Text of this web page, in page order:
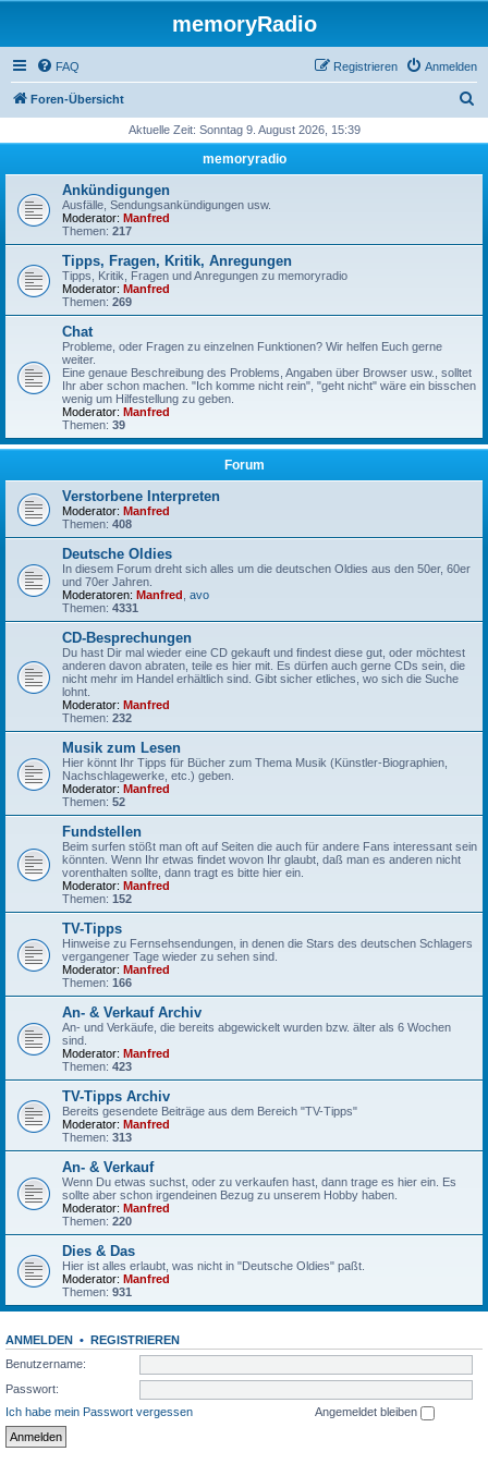
memoryRadio
FAQ Anmelden
Registrieren
Foren-Übersicht
h
Aktuelle Zeit: Sonntag 9. August 2026, 15:39
memoryradio
Ankündigungen
Ausfälle, Sendungsankündigungen usw.
Moderator: Manfred
Themen: 217
Tipps, Fragen, Kritik, Anregungen
Tipps, Kritik, Fragen und Anregungen zu memoryradio
Moderator: Manfred
Themen: 269
Chat
Probleme, oder Fragen zu einzelnen Funktionen? Wir helfen Euch gerne
weiter.
Eine genaue Beschreibung des Problems, Angaben über Browser usw., solltet
Ihr aber schon machen. "Ich komme nicht rein", "geht nicht" wäre ein bisschen
wenig um Hilfestellung zu geben.
Moderator: Manfred
Themen: 39
Forum
Verstorbene Interpreten
Moderator: Manfred
Themen: 408
Deutsche Oldies
In diesem Forum dreht sich alles um die deutschen Oldies aus den 50er, 60er
und 70er Jahren.
Moderatoren: Manfred avo
Themen: 4331
CD-Besprechungen
Du hast Dir mal wieder eine CD gekauft und findest diese gut, oder möchtest
anderen davon abraten, teile es hier mit. Es dürfen auch gerne CDs sein, die
nicht mehr im Handel erhältlich sind. Gibt sicher etliches, wo sich die Suche
lohnt.
Moderator: Manfred
Themen: 232
Musik zum Lesen
Hier könnt Ihr Tipps für Bücher zum Thema Musik (Künstler-Biographien,
Nachschlagewerke, etc.) geben.
Moderator: Manfred
Themen: 52
Fundstellen
Beim surfen stößt man oft auf Seiten die auch für andere Fans interessant sein
könnten. Wenn Ihr etwas findet wovon Ihr glaubt, daß man es anderen nicht
vorenthalten sollte, dann tragt es bitte hier ein.
Moderator: Manfred
Themen: 152
TV-Tipps
Hinweise zu Fernsehsendungen, in denen die Stars des deutschen Schlagers
vergangener Tage wieder zu sehen sind.
Moderator: Manfred
Themen: 166
An- & Verkauf Archiv
An- und Verkäufe, die bereits abgewickelt wurden bzw. älter als 6 Wochen
sind.
Moderator: Manfred
Themen: 423
TV-Tipps Archiv
Bereits gesendete Beiträge aus dem Bereich "TV-Tipps"
Moderator: Manfred
Themen: 313
An- & Verkauf
Wenn Du etwas suchst, oder zu verkaufen hast, dann trage es hier ein. Es
sollte aber schon irgendeinen Bezug zu unserem Hobby haben.
Moderator: Manfred
Themen: 220
Dies & Das
Hier ist alles erlaubt, was nicht in "Deutsche Oldies" paßt.
Moderator: Manfred
Themen: 931
ANMELDEN • REGISTRIEREN
Benutzername:
Passwort:
Ich habe mein Passwort vergessen
Angemeldet bleiben